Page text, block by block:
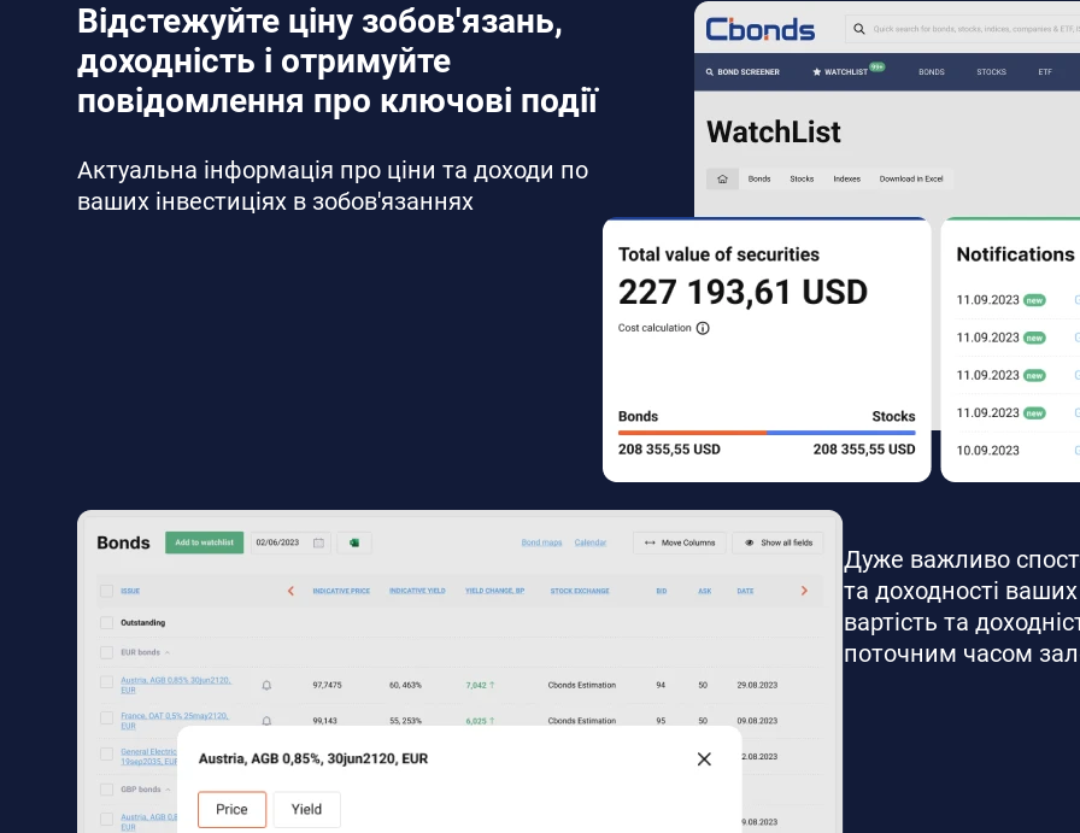
Відстежуйте ціну зобов'язань,
доходність і отримуйте
повідомлення про ключові події
Актуальна інформація про ціни та доходи по
ваших інвестиціях в зобов'язаннях
Дуже важливо
та доходності
вартість та
поточним часом